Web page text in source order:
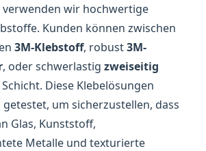
wir hochwertige
Kunden können zwischen
3M-Klebstoff, robust3M-
, oder schwerlastig zweiseitig
Schicht. Diese Klebelösungen
um sicherzustellen, dass
Glas, Kunststoff,
Metalle und texturierte